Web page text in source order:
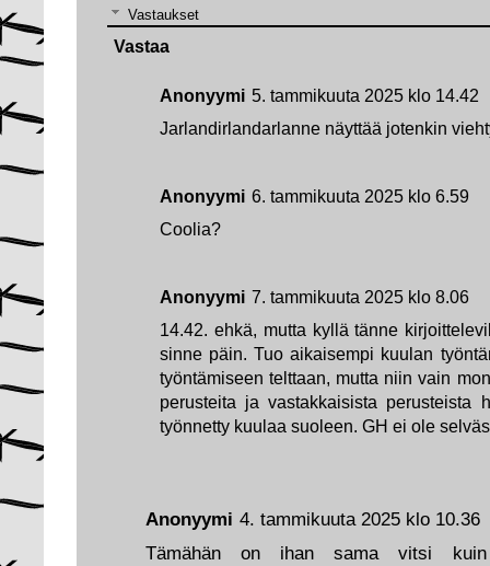
Anonyymi 4. tammikuuta 2025 klo 10.36
Tämähän on ihan sama vitsi kuin
Vastaukset
Anonyymi 5. tammikuuta 2025 klo 14.42
Jarlandirlandarlanne näyttää jotenkin
Anonyymi 6. tammikuuta 2025 klo 6.59
Coolia?
Anonyymi 7. tammikuuta 2025 klo 8.06
14.42. ehkä, mutta kyllä tänne
sinne päin. Tuo aikaisempi kuulan
työntämiseen telttaan, mutta niin vain
perusteita ja vastakkaisista perusteista
työnnetty kuulaa suoleen. GH ei ole
Vastaa